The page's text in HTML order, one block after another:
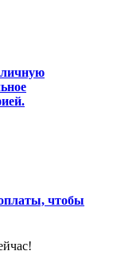
личную
чтобы